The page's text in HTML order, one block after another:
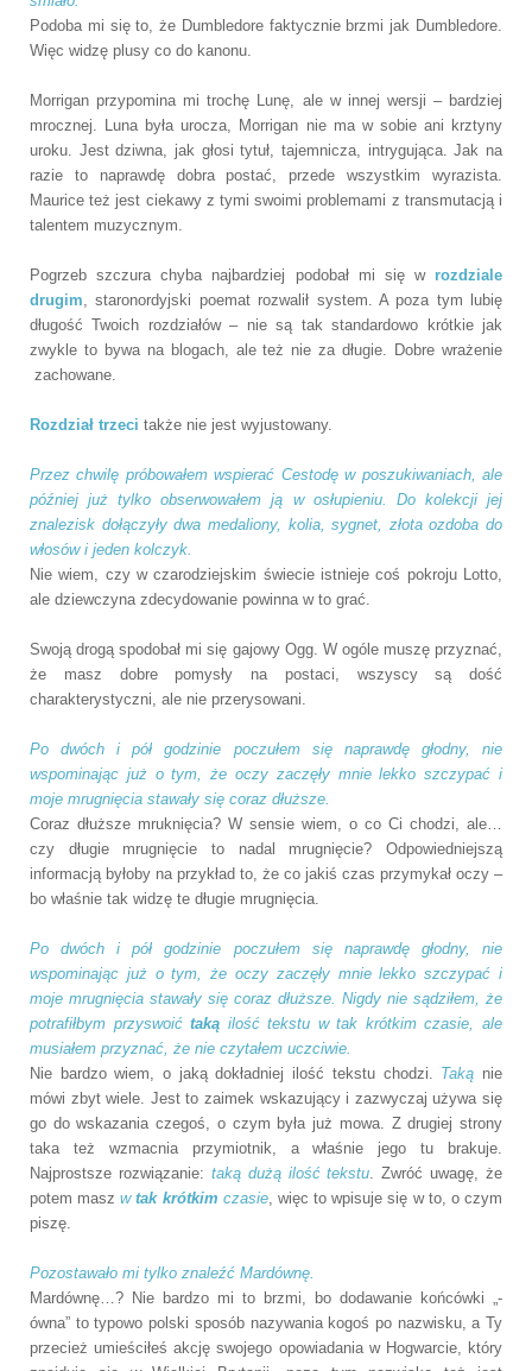
Podoba mi się to, że Dumbledore faktycznie brzmi jak Dumbledore.
Więc widzę plusy co do kanonu.
Morrigan przypomina mi trochę Lunę, ale w innej wersji – bardziej
mrocznej. Luna była urocza, Morrigan nie ma w sobie ani krztyny
uroku. Jest dziwna, jak głosi tytuł, tajemnicza, intrygująca. Jak na
razie to naprawdę dobra postać, przede wszystkim wyrazista.
Maurice też jest ciekawy z tymi swoimi problemami z transmutacją i
talentem muzycznym.
Pogrzeb szczura chyba najbardziej podobał mi się w
rozdziale
drugim , staronordyjski poemat rozwalił system. A poza tym lubię
długość Twoich rozdziałów – nie są tak standardowo krótkie jak
zwykle to bywa na blogach, ale też nie za długie. Dobre wrażenie
zachowane.
Rozdział trzeci także nie jest wyjustowany.
Przez chwilę próbowałem wspierać Cestodę w poszukiwaniach, ale
później już tylko obserwowałem ją w osłupieniu. Do kolekcji jej
znalezisk dołączyły dwa medaliony, kolia, sygnet, złota ozdoba do
włosów i jeden kolczyk.
Nie wiem, czy w czarodziejskim świecie istnieje coś pokroju Lotto,
ale dziewczyna zdecydowanie powinna w to grać.
Swoją drogą spodobał mi się gajowy Ogg. W ogóle muszę przyznać,
że masz dobre pomysły na postaci, wszyscy są dość
charakterystyczni, ale nie przerysowani.
Po dwóch i pół godzinie poczułem się naprawdę głodny, nie
wspominając już o tym, że oczy zaczęły mnie lekko szczypać i
moje mrugnięcia stawały się coraz dłuższe.
Coraz dłuższe mruknięcia? W sensie wiem, o co Ci chodzi, ale…
czy długie mrugnięcie to nadal mrugnięcie? Odpowiedniejszą
informacją byłoby na przykład to, że co jakiś czas przymykał oczy –
bo właśnie tak widzę te długie mrugnięcia.
Po dwóch i pół godzinie poczułem się naprawdę głodny, nie
wspominając już o tym, że oczy zaczęły mnie lekko szczypać i
moje mrugnięcia stawały się coraz dłuższe. Nigdy nie sądziłem, że
potrafiłbym przyswoić taką ilość tekstu w tak krótkim czasie, ale
musiałem przyznać, że nie czytałem uczciwie.
Nie bardzo wiem, o jaką dokładniej ilość tekstu chodzi.
Taką nie
mówi zbyt wiele. Jest to zaimek wskazujący i zazwyczaj używa się
go do wskazania czegoś, o czym była już mowa. Z drugiej strony
taka też wzmacnia przymiotnik, a właśnie jego tu brakuje.
Najprostsze rozwiązanie: taką dużą ilość tekstu . Zwróć uwagę, że
potem masz w tak krótkim czasie, więc to wpisuje się w to, o czym
piszę.
Pozostawało mi tylko znaleźć Mardównę.
Mardównę…? Nie bardzo mi to brzmi, bo dodawanie końcówki „-
ówna” to typowo polski sposób nazywania kogoś po nazwisku, a Ty
przecież umieściłeś akcję swojego opowiadania w Hogwarcie, który